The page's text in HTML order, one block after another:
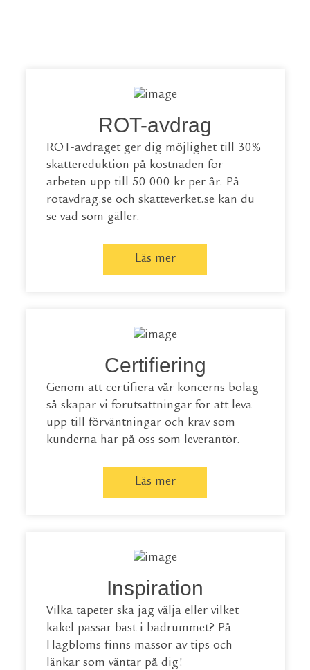
ROT-avdrag
ROT-avdraget ger dig möjlighet till 30%
skattereduktion på kostnaden för
arbeten upp till 50 000 kr per år. På
rotavdrag.se och skatteverket.se kan du
se vad som gäller.
Läs mer
Certifiering
Genom att certifiera vår koncerns bolag
så skapar vi förutsättningar för att leva
upp till förväntningar och krav som
kunderna har på oss som leverantör.
Läs mer
Inspiration
Vilka tapeter ska jag välja eller vilket
kakel passar bäst i badrummet? På
Hagbloms finns massor av tips och
länkar som väntar på dig!